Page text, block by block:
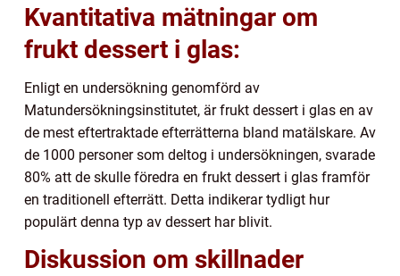
Kvantitativa mätningar om
frukt dessert i glas:
Enligt en undersökning genomförd av
Matundersökningsinstitutet, är frukt dessert i glas en av
de mest eftertraktade efterrätterna bland matälskare. Av
de 1000 personer som deltog i undersökningen, svarade
80% att de skulle föredra en frukt dessert i glas framför
en traditionell efterrätt. Detta indikerar tydligt hur
populärt denna typ av dessert har blivit.
Diskussion om skillnader